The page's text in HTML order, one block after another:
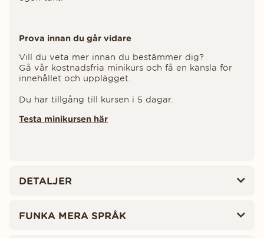
Prova innan du går vidare
Vill du veta mer innan du bestämmer dig?
Gå vår kostnadsfria minikurs och få en känsla för
innehållet och upplägget.
Du har tillgång till kursen i 5 dagar.
Testa minikursen här
DETALJER
FUNKA MERA SPRÅK